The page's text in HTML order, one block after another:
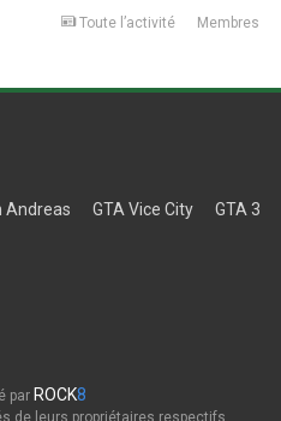
Toute l’activité Membres
Andreas GTA Vice City GTA 3
par ROCK8